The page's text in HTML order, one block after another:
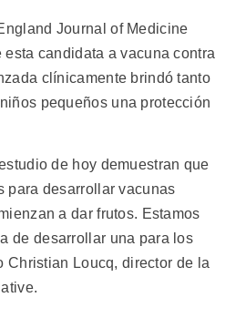
Journal of Medicine
candidata a vacuna contra
clínicamente brindó tanto
pequeños una protección
de hoy demuestran que
para desarrollar vacunas
a dar frutos. Estamos
de desarrollar una para los
Christian Loucq, director de la